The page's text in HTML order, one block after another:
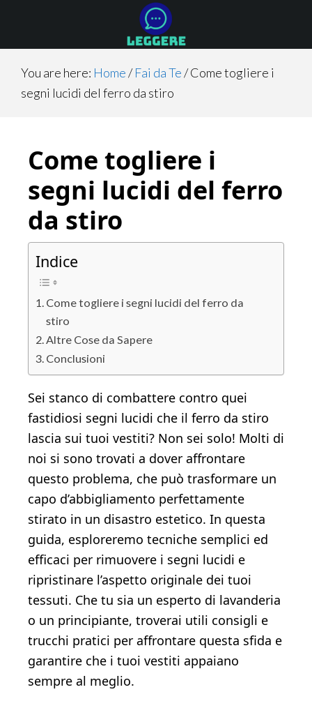
main
content
primary
sidebar
footer
You are here: Home/ Fai da Te/Come togliere i
segni lucidi del ferro da stiro
Come togliere i
segni lucidi del ferro
da stiro
Indice
Come togliere i segni lucidi del ferro da
stiro
Altre Cose da Sapere
Conclusioni
Sei stanco di combattere contro quei
fastidiosi segni lucidi che il ferro da stiro
lascia sui tuoi vestiti? Non sei solo! Molti di
noi si sono trovati a dover affrontare
questo problema, che può trasformare un
capo d’abbigliamento perfettamente
stirato in un disastro estetico. In questa
guida, esploreremo tecniche semplici ed
efficaci per rimuovere i segni lucidi e
ripristinare l’aspetto originale dei tuoi
tessuti. Che tu sia un esperto di lavanderia
o un principiante, troverai utili consigli e
trucchi pratici per affrontare questa sfida e
garantire che i tuoi vestiti appaiano
sempre al meglio.